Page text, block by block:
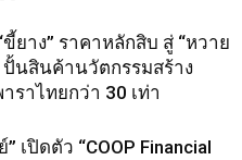
ขี้ยาง” ราคาหลักสิบ สู่ “หวาย
ปั้นสินค้านวัตกรรมสร้าง
ราไทยกว่า 30 เท่า
เปิดตัว “COOP Financial